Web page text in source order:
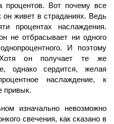
процентов. Вот почему все
он живет в страданиях. Ведь
процентах наслаждения.
не отбрасывает ни одного
И поэтому
Хотя он получает те же
однако сердится, желая
наслаждение, к
привык.
изначально невозможно
свечения, как сказано в